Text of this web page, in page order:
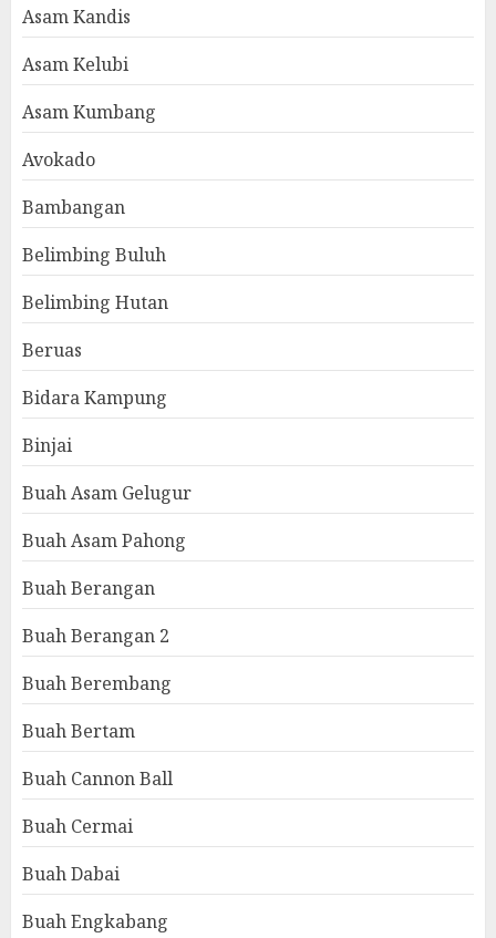
Asam Kandis
Asam Kelubi
Asam Kumbang
Avokado
Bambangan
Belimbing Buluh
Belimbing Hutan
Beruas
Bidara Kampung
Binjai
Buah Asam Gelugur
Buah Asam Pahong
Buah Berangan
Buah Berangan 2
Buah Berembang
Buah Bertam
Buah Cannon Ball
Buah Cermai
Buah Dabai
Buah Engkabang